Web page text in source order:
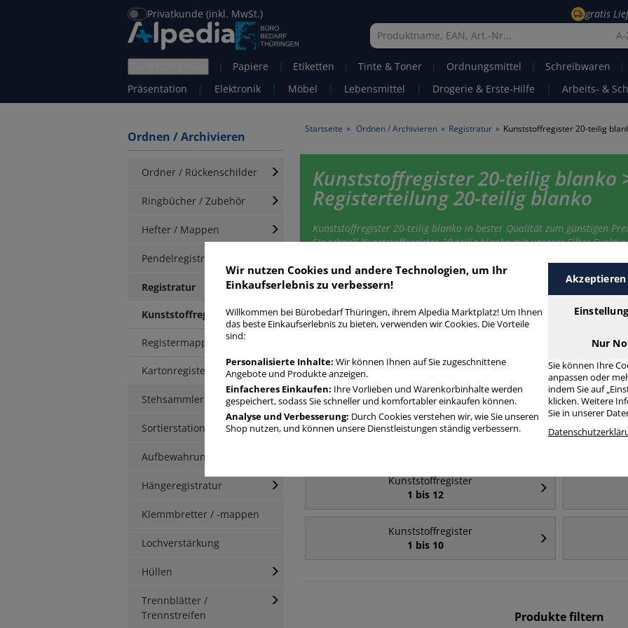
Privatkunde (inkl. MwSt.) gratis
A-
| Papiere | Etiketten | Tinte & Toner | Ordnungsmittel | Schreibwaren |
Präsentation
| Elektronik | Möbel | Lebensmittel | Drogerie & Erste-Hilfe | Arbeits- &
Ordnen / Archivieren
Ordner / Rückenschilder
Ringbücher / Zubehör
Hefter / Mappen
Pendelregistratur
Registratur
Kunststoffregister
Registermappen
Kartonregister
Stehsammler
Sortierstationen / Ablagen
Aufbewahrungsbox
Hängeregistratur
Klemmbretter / -mappen
Lochverstärkung
Hüllen
Trennblätter /
Trennstreifen
Startseite » Ordnen / Archivieren » Registratur » Kunststoffregister 20-teilig
Kunststoffregister 20-teilig blanko
Registerteilung 20-teilig blanko
Kunststoffregister 20-teilig blanko in bester Qualität zum günstigen
Sie schnell Kunststoffregister 20-teilig blanko mit unserer Filter-
Kunststoffregister 20-teilig blanko
Häufig gesucht
A4
Kunststoffregister
Kunststoffregister
1 bis 12
Kunststoffregister
1 bis 10
Produkte filtern
Wir nutzen Cookies und andere Technologien, um Ihr
Einkaufserlebnis zu verbessern!
Willkommen bei Bürobedarf Thüringen, ihrem Alpedia Marktplatz! Um Ihnen
das beste Einkaufserlebnis zu bieten, verwenden wir Cookies. Die Vorteile
sind:
Personalisierte Inhalte: Wir können Ihnen auf Sie zugeschnittene
Angebote und Produkte anzeigen.
Einfacheres Einkaufen: Ihre Vorlieben und Warenkorbinhalte werden
gespeichert, sodass Sie schneller und komfortabler einkaufen können.
Analyse und Verbesserung: Durch Cookies verstehen wir, wie Sie unseren
Shop nutzen, und können unsere Dienstleistungen ständig verbessern.
Nur
Sie können Ihre
anpassen oder
indem Sie auf
klicken. Weitere
Sie in unserer